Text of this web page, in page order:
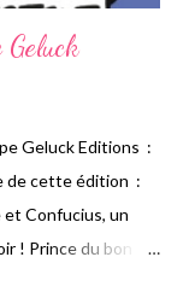
Geluck Editions :
de cette édition :
Confucius, un
! Prince du bon